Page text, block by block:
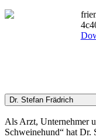
Dr. Stefan Frädrich
Als Arzt, Unternehmer
Schweinehund“ hat Dr.